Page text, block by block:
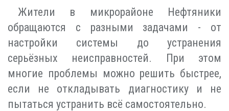
Жители в микрорайоне Нефтяники
обращаются с разными задачами - от
настройки системы до устранения
серьёзных неисправностей. При этом
многие проблемы можно решить быстрее,
если не откладывать диагностику и не
пытаться устранить всё самостоятельно.